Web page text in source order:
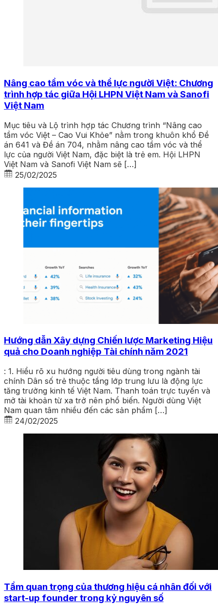
Nâng cao tầm vóc và thể lực người Việt: Chương
trình hợp tác giữa Hội LHPN Việt Nam và Sanofi
Việt Nam
Mục tiêu và Lộ trình hợp tác Chương trình “Nâng cao
tầm vóc Việt – Cao Vui Khỏe” nằm trong khuôn khổ Đề
án 641 và Đề án 704, nhằm nâng cao tầm vóc và thể
lực của người Việt Nam, đặc biệt là trẻ em. Hội LHPN
Việt Nam và Sanofi Việt Nam sẽ […]
25/02/2025
Hướng dẫn Xây dựng Chiến lược Marketing Hiệu
quả cho Doanh nghiệp Tài chính năm 2021
: 1. Hiểu rõ xu hướng người tiêu dùng trong ngành tài
chính Dân số trẻ thuộc tầng lớp trung lưu là động lực
tăng trưởng kinh tế Việt Nam. Thanh toán trực tuyến và
mở tài khoản từ xa trở nên phổ biến. Người dùng Việt
Nam quan tâm nhiều đến các sản phẩm […]
24/02/2025
Tầm quan trọng của thương hiệu cá nhân đối với
start-up founder trong kỷ nguyên số